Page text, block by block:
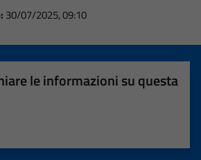
30/07/2025, 09:10
le informazioni su questa
5 stelle su 5
stelle su 5
su 5
5